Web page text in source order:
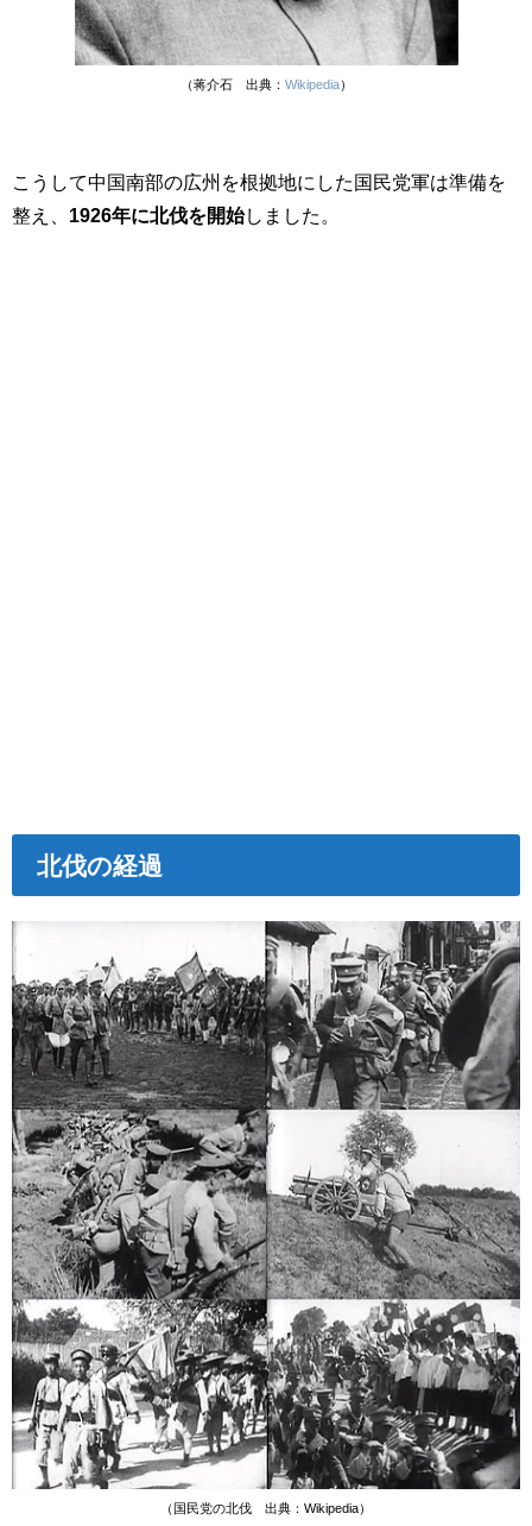
（蒋介石 出典： Wikipedia）
こうして中国南部の広州を根拠地にした国民党軍は準備を
整え、 1926年に北伐を開始しました。
北伐の経過
（国民党の北伐 出典：Wikipedia）